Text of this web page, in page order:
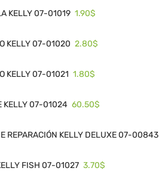
KELLY 07-01019 1.90$
KELLY 07-01020 2.80$
KELLY 07-01021 1.80$
KELLY 07-01024 60.50$
REPARACIÓN KELLY DELUXE 07-00843
FISH 07-01027 3.70$